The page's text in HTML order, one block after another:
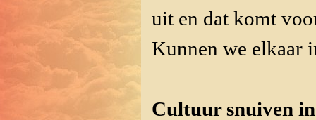
uit en dat komt
Kunnen we elkaar
Cultuur snuiven